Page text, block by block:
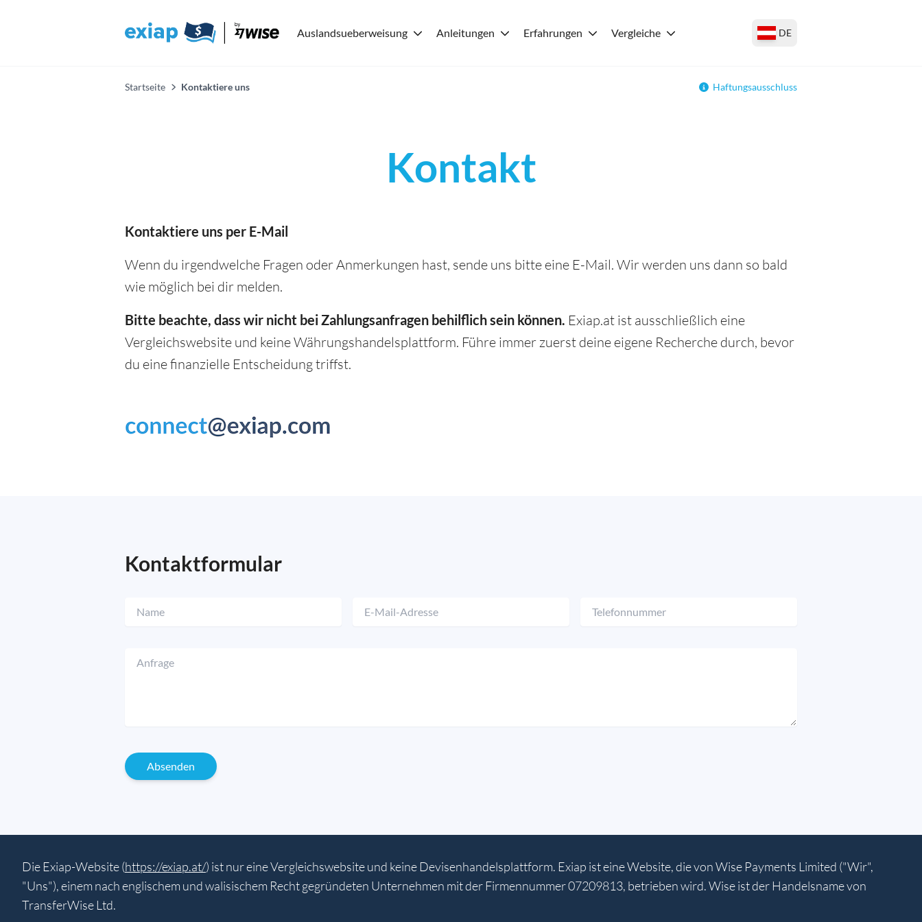
Auslandsueberweisung Anleitungen Erfahrungen Vergleiche DE
Startseite Kontaktiere uns Haftungsausschluss
Kontakt
Kontaktiere uns per E-Mail
Wenn du irgendwelche Fragen oder Anmerkungen hast, sende uns bitte eine E-Mail. Wir werden uns dann so bald
wie möglich bei dir melden.
Bitte beachte, dass wir nicht bei Zahlungsanfragen behilflich sein können. Exiap.at ist ausschließlich eine
Vergleichswebsite und keine Währungshandelsplattform. Führe immer zuerst deine eigene Recherche durch, bevor
du eine finanzielle Entscheidung triffst.
Kontaktformular
Absenden
Die Exiap-Website (https://exiap.at/) ist nur eine Vergleichswebsite und keine Devisenhandelsplattform. Exiap ist eine Website, die von Wise Payments Limited ("Wir",
"Uns"), einem nach englischem und walisischem Recht gegründeten Unternehmen mit der Firmennummer 07209813, betrieben wird. Wise ist der Handelsname von
TransferWise Ltd.